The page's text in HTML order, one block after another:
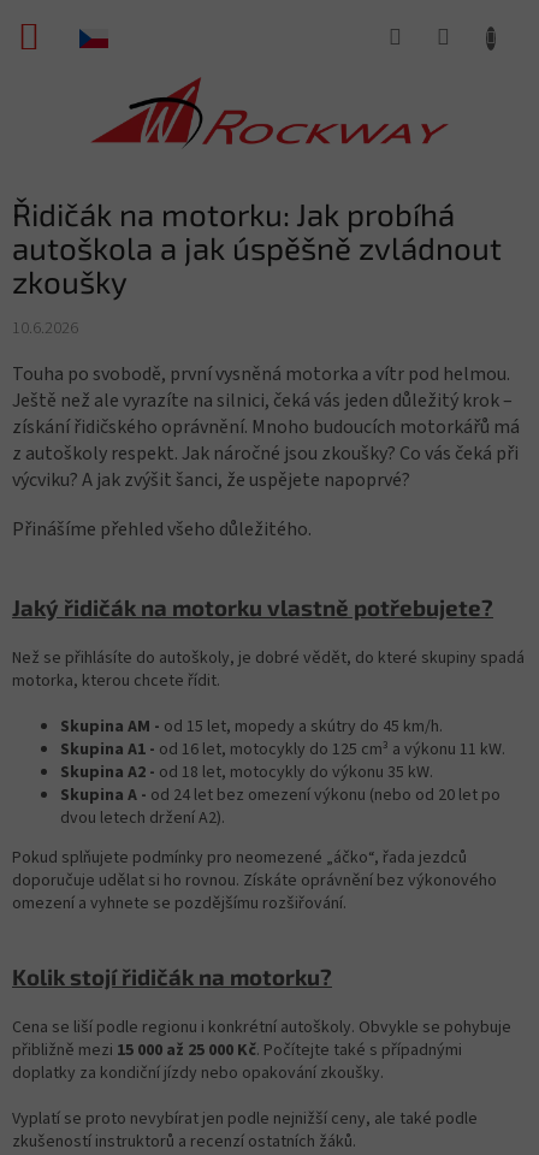
obsah
NÁKUPNÍ
Řidičák na motorku: Jak probíhá
autoškola a jak úspěšně zvládnout
zkoušky
10.6.2026
Touha po svobodě, první vysněná motorka a vítr pod helmou.
Ještě než ale vyrazíte na silnici, čeká vás jeden důležitý krok –
získání řidičského oprávnění. Mnoho budoucích motorkářů má
z autoškoly respekt. Jak náročné jsou zkoušky? Co vás čeká při
výcviku? A jak zvýšit šanci, že uspějete napoprvé?
Přinášíme přehled všeho důležitého.
Jaký řidičák na motorku vlastně potřebujete?
Než se přihlásíte do autoškoly, je dobré vědět, do které skupiny spadá
motorka, kterou chcete řídit.
Skupina AM - od 15 let, mopedy a skútry do 45 km/h.
Skupina A1 - od 16 let, motocykly do 125 cm³ a výkonu 11 kW.
Skupina A2 - od 18 let, motocykly do výkonu 35 kW.
Skupina A - od 24 let bez omezení výkonu (nebo od 20 let po
dvou letech držení A2).
Pokud splňujete podmínky pro neomezené „áčko“, řada jezdců
doporučuje udělat si ho rovnou. Získáte oprávnění bez výkonového
omezení a vyhnete se pozdějšímu rozšiřování.
Kolik stojí řidičák na motorku?
Cena se liší podle regionu i konkrétní autoškoly. Obvykle se pohybuje
přibližně mezi 15 000 až 25 000 Kč. Počítejte také s případnými
doplatky za kondiční jízdy nebo opakování zkoušky.
Vyplatí se proto nevybírat jen podle nejnižší ceny, ale také podle
zkušeností instruktorů a recenzí ostatních žáků.